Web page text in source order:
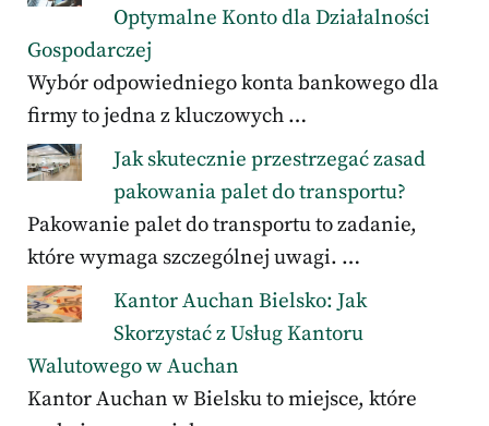
Optymalne Konto dla Działalności
Gospodarczej
Wybór odpowiedniego konta bankowego dla
firmy to jedna z kluczowych …
Jak skutecznie przestrzegać zasad
pakowania palet do transportu?
Pakowanie palet do transportu to zadanie,
które wymaga szczególnej uwagi. …
Kantor Auchan Bielsko: Jak
Skorzystać z Usług Kantoru
Walutowego w Auchan
Kantor Auchan w Bielsku to miejsce, które